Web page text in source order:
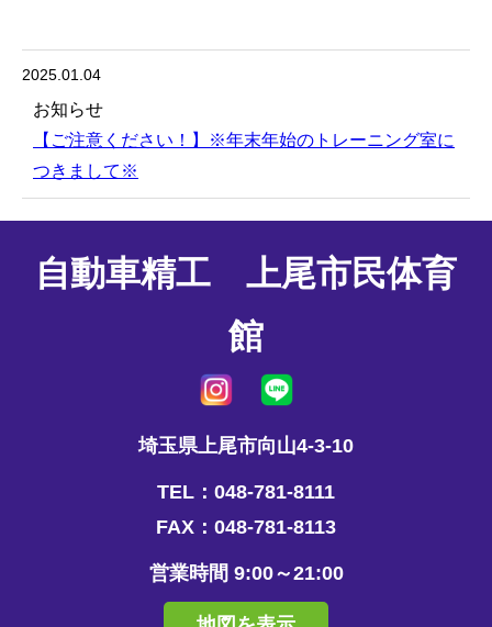
2025.01.04
お知らせ
【ご注意ください！】※年末年始のトレーニング室に
つきまして※
自動車精工 上尾市民体育
館
埼玉県上尾市向山4-3-10
TEL：048-781-8111
FAX：048-781-8113
営業時間 9:00～21:00